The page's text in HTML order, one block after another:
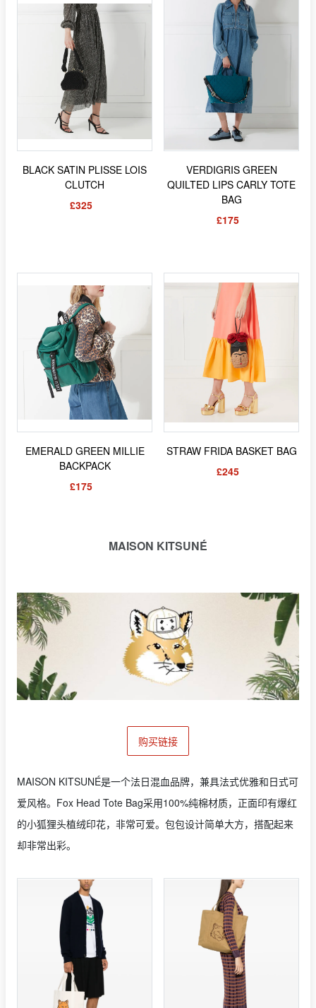
BLACK SATIN PLISSE LOIS
CLUTCH
£325
VERDIGRIS GREEN
QUILTED LIPS CARLY TOTE
BAG
£175
EMERALD GREEN MILLIE
BACKPACK
£175
STRAW FRIDA BASKET BAG
£245
MAISON KITSUNÉ
购买链接
MAISON KITSUNÉ是一个法日混血品牌，兼具法式优雅和日式可
爱风格。Fox Head Tote Bag采用100%纯棉材质，正面印有爆红
的小狐狸头植绒印花，非常可爱。包包设计简单大方，搭配起来
却非常出彩。